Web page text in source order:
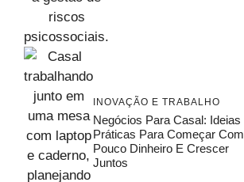
INOVAÇÃO E TRABALHO
Negócios Para Casal: Ideias
Práticas Para Começar Com
Pouco Dinheiro E Crescer
Juntos